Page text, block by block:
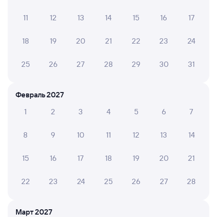
03 августа 2026 • Поезд 085В
внутри вагона,,приятным было наличие душа в
Путешествовать с РЖД стало намного удобнее и
причтнее
2 Ольга П.
За такую цену ужасное качество вагона... Персонал
10
11 12 13 14 15 16 17
18 19 20 21 22 23 24
25 26 27 28 29 30 31
Февраль 2027
1
2 3 4 5 6 7
8 9 10 11 12 13 14
15 16 17 18 19 20 21
22 23 24 25 26 27 28
Март 2027